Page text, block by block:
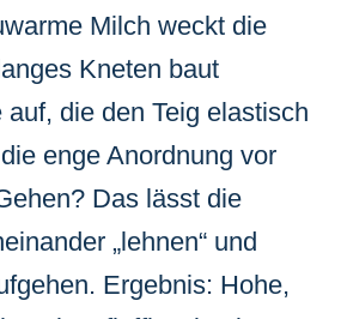
Milch weckt die
Kneten baut
auf, die den Teig elastisch
enge Anordnung vor
Das lässt die
„lehnen“ und
Ergebnis: Hohe,